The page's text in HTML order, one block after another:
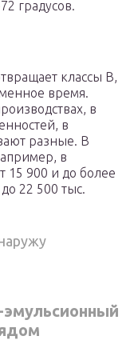
градусов.
классы В,
время.
в
в
разные. В
в
15 900 и до более
22 500 тыс.